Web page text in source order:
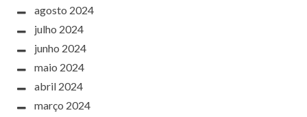
agosto 2024
julho 2024
junho 2024
maio 2024
abril 2024
março 2024